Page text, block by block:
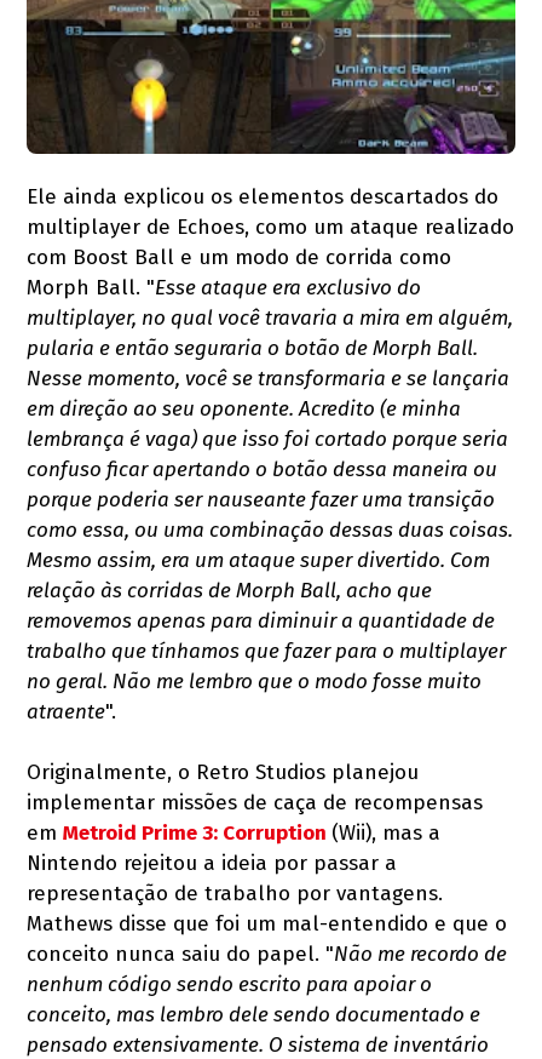
Ele ainda explicou os elementos descartados do
multiplayer de Echoes, como um ataque realizado
com Boost Ball e um modo de corrida como
Morph Ball. "Esse ataque era exclusivo do
multiplayer, no qual você travaria a mira em alguém,
pularia e então seguraria o botão de Morph Ball.
Nesse momento, você se transformaria e se lançaria
em direção ao seu oponente. Acredito (e minha
lembrança é vaga) que isso foi cortado porque seria
confuso ficar apertando o botão dessa maneira ou
porque poderia ser nauseante fazer uma transição
como essa, ou uma combinação dessas duas coisas.
Mesmo assim, era um ataque super divertido. Com
relação às corridas de Morph Ball, acho que
removemos apenas para diminuir a quantidade de
trabalho que tínhamos que fazer para o multiplayer
no geral. Não me lembro que o modo fosse muito
atraente".
Originalmente, o Retro Studios planejou
implementar missões de caça de recompensas
emMetroid Prime 3: Corruption (Wii), mas a
Nintendo rejeitou a ideia por passar a
representação de trabalho por vantagens.
Mathews disse que foi um mal-entendido e que o
conceito nunca saiu do papel. "Não me recordo de
nenhum código sendo escrito para apoiar o
conceito, mas lembro dele sendo documentado e
pensado extensivamente. O sistema de inventário